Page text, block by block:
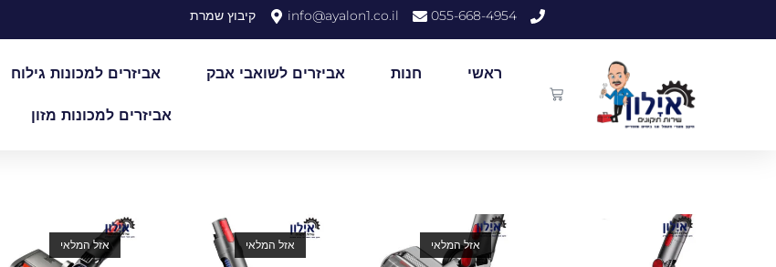
055-668-4954
info@ayalon1.co.il קיבוץ שמרת
ראשי חנות אביזרים לשואבי אבק אביזרים למכונות גילוח
אביזרים למכונות מזון
אזל המלאי אזל המלאי אזל המלאי